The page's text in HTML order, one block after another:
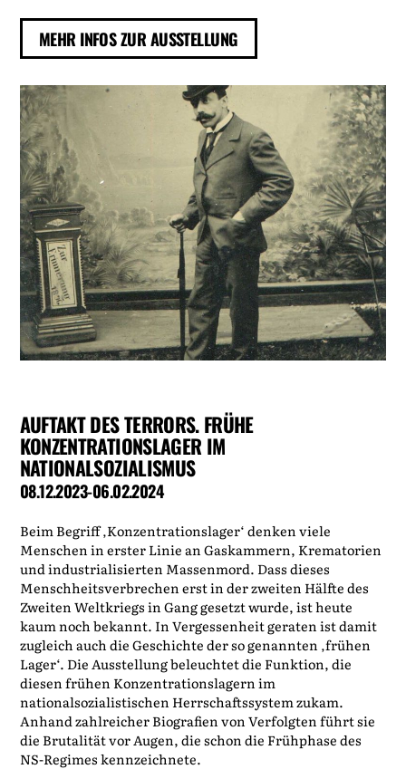
MEHR INFOS ZUR AUSSTELLUNG
AUFTAKT DES TERRORS. FRÜHE
KONZENTRATIONSLAGER IM
NATIONALSOZIALISMUS
08.12.2023-06.02.2024
Beim Begriff ‚Konzentrationslager‘ denken viele
Menschen in erster Linie an Gaskammern, Krematorien
und industrialisierten Massenmord. Dass dieses
Menschheitsverbrechen erst in der zweiten Hälfte des
Zweiten Weltkriegs in Gang gesetzt wurde, ist heute
kaum noch bekannt. In Vergessenheit geraten ist damit
zugleich auch die Geschichte der so genannten ‚frühen
Lager‘. Die Ausstellung beleuchtet die Funktion, die
diesen frühen Konzentrationslagern im
nationalsozialistischen Herrschaftssystem zukam.
Anhand zahlreicher Biografien von Verfolgten führt sie
die Brutalität vor Augen, die schon die Frühphase des
NS-Regimes kennzeichnete.